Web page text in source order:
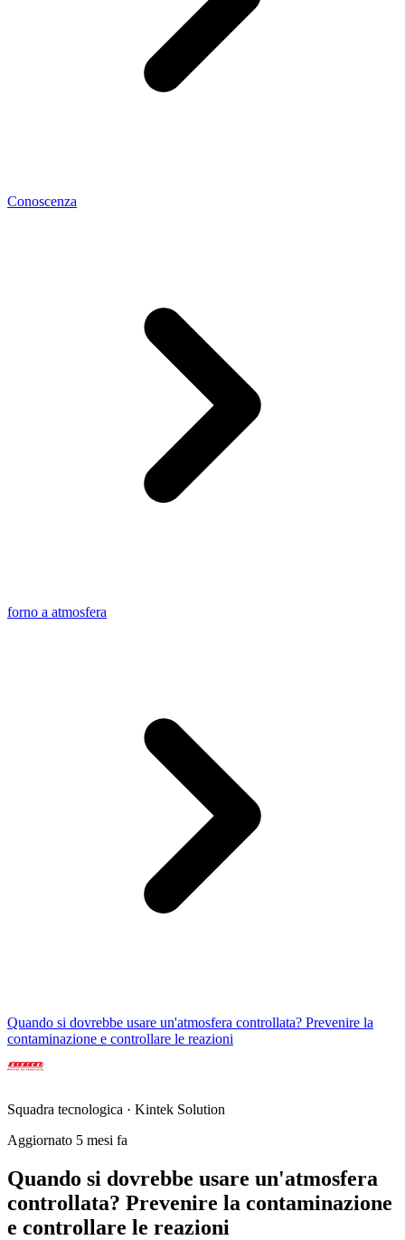
Conoscenza
forno a atmosfera
Quando si dovrebbe usare un'atmosfera controllata? Prevenire la
contaminazione e controllare le reazioni
Squadra tecnologica · Kintek Solution
Aggiornato 5 mesi fa
Quando si dovrebbe usare un'atmosfera
controllata? Prevenire la contaminazione
e controllare le reazioni